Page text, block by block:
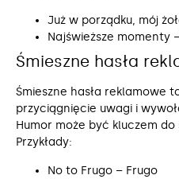
Już w porządku, mój
Najświeższe momenty
Śmieszne hasła
Śmieszne hasła reklamowe
przyciągnięcie uwagi i
Humor może być kluczem
Przykłady:
No to Frugo – Frugo